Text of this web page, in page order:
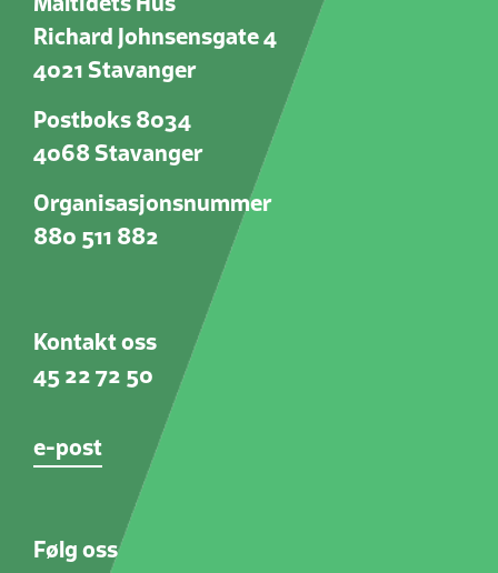
Måltidets Hus
Richard Johnsensgate 4
4021 Stavanger
Postboks 8034
4068 Stavanger
Organisasjonsnummer
880 511 882
Kontakt oss
45 22 72 50
e-post
Følg oss